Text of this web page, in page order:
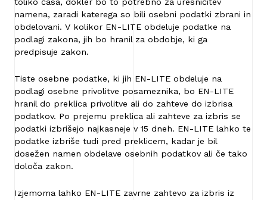
namena, zaradi katerega so bili osebni podatki zbrani in
obdelovani. V kolikor EN-LITE obdeluje podatke na
podlagi zakona, jih bo hranil za obdobje, ki ga
predpisuje zakon.
Tiste osebne podatke, ki jih EN-LITE obdeluje na
podlagi osebne privolitve posameznika, bo EN-LITE
hranil do preklica privolitve ali do zahteve do izbrisa
podatkov. Po prejemu preklica ali zahteve za izbris se
podatki izbrišejo najkasneje v 15 dneh. EN-LITE lahko te
podatke izbriše tudi pred preklicem, kadar je bil
dosežen namen obdelave osebnih podatkov ali če tako
določa zakon.
Izjemoma lahko EN-LITE zavrne zahtevo za izbris iz